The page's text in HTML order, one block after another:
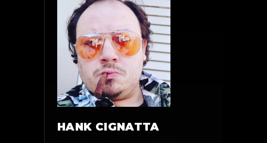
HANK CIGNATTA